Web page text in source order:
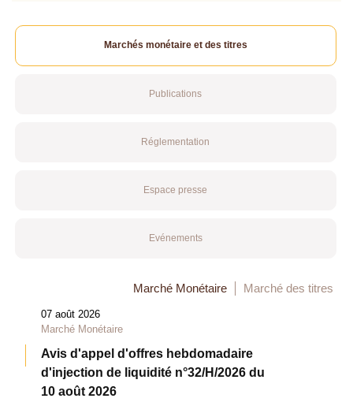
Marchés monétaire et des titres
Publications
Réglementation
Espace presse
Evénements
Marché Monétaire Marché des titres
07 août 2026
Marché Monétaire
Avis d'appel d'offres hebdomadaire
d'injection de liquidité n°32/H/2026 du
10 août 2026